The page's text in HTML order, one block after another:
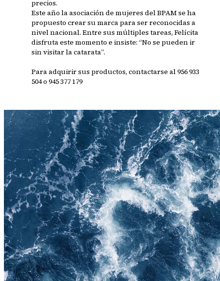
precios.
Este año la asociación de mujeres del BPAM se ha
propuesto crear su marca para ser reconocidas a
nivel nacional. Entre sus múltiples tareas, Felícita
disfruta este momento e insiste: “No se pueden ir
sin visitar la catarata”.
Para adquirir sus productos, contactarse al 956 933
504 o 945 377 179